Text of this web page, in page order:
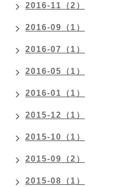
2016-11（2）
2016-09（1）
2016-07（1）
2016-05（1）
2016-01（1）
2015-12（1）
2015-10（1）
2015-09（2）
2015-08（1）